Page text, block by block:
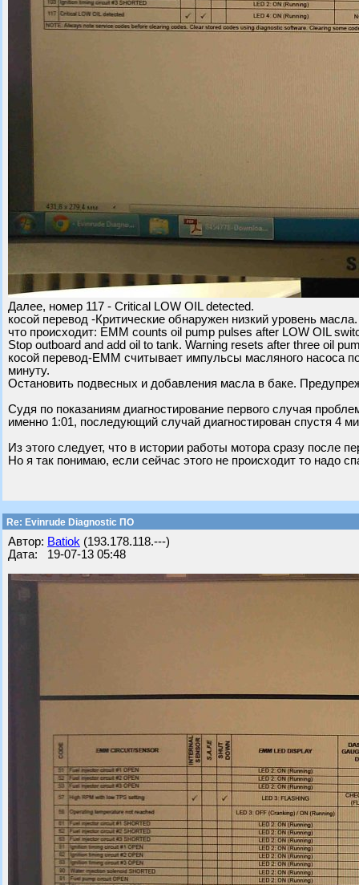
Далее, номер 117 - Critical LOW OIL detected.
косой перевод -Критические обнаружен низкий уровень масла.
что происходит: EMM counts oil pump pulses after LOW OIL
Stop outboard and add oil to tank. Warning resets after three oil
косой перевод-EMM считывает импульсы масляного насоса
минуту.
Остановить подвесных и добавления масла в баке.
Судя по показаниям диагностирование первого случая
именно 1:01, последующий случай диагностирован спустя 4
Из этого следует, что в истории работы мотора сразу после
Но я так понимаю, если сейчас этого не происходит то надо
Re: Evinrude Diagnostic ПО
Автор: Batiok (193.178.118.---)
Дата: 19-07-13 05:48